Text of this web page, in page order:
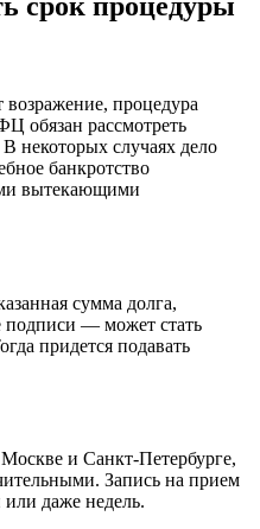
возражение, процедура
обязан рассмотреть
некоторых случаях дело
банкротство
вытекающими
сумма долга,
подписи — может стать
придется подавать
и Санкт-Петербурге,
Запись на прием
или даже недель.